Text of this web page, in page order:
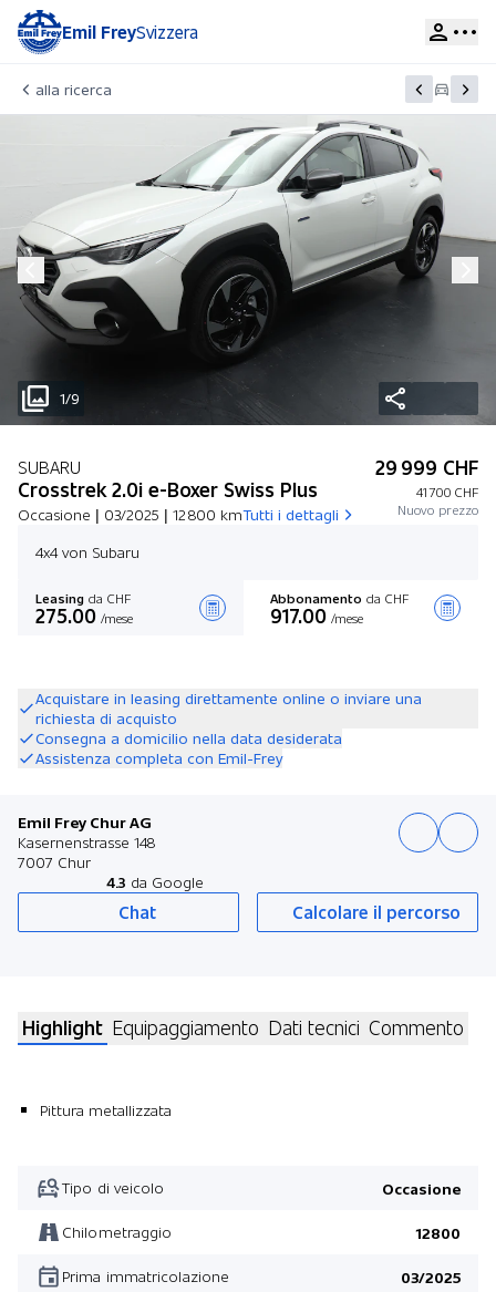
Emil FreySvizzera
alla ricerca
1/9
SUBARU
Crosstrek 2.0i e-Boxer Swiss Plus
Occasione | 03/2025 | 12 800 kmTutti i dettagli
29 999 CHF
41 700 CHF
Nuovo prezzo
4x4 von Subaru
Leasing da CHF
275.00 /mese
Abbonamento da CHF
917.00 /mese
Acquistare in leasing direttamente online o inviare una
richiesta di acquisto
Consegna a domicilio nella data desiderata
Assistenza completa con Emil-Frey
Emil Frey Chur AG
Kasernenstrasse 148
7007 Chur
4.3 da Google
Chat Calcolare il percorso
Highlight Equipaggiamento Dati tecnici Commento
Pittura metallizzata
Tipo di veicolo Occasione
Chilometraggio 12800
Prima immatricolazione 03/2025